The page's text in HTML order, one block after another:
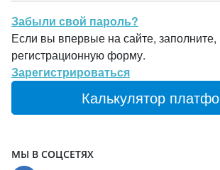
Забыли свой пароль?
Если вы впервые на сайте, заполните,
регистрационную форму.
Зарегистрироваться
Калькулятор
МЫ В СОЦСЕТЯХ